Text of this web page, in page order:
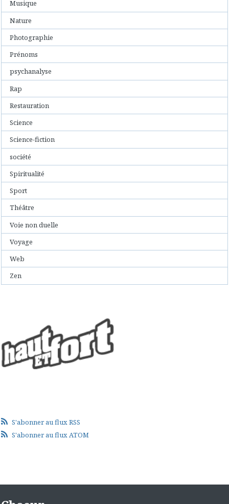
Musique
Nature
Photographie
Prénoms
psychanalyse
Rap
Restauration
Science
Science-fiction
société
Spiritualité
Sport
Théâtre
Voie non duelle
Voyage
Web
Zen
S'abonner au flux RSS
S'abonner au flux ATOM